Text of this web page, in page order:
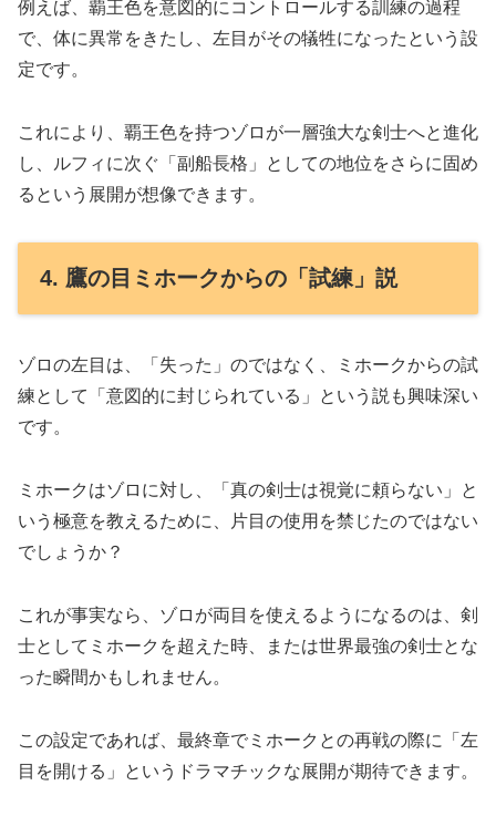
例えば、覇王色を意図的にコントロールする訓練の過程
で、体に異常をきたし、左目がその犠牲になったという設
定です。
これにより、覇王色を持つゾロが一層強大な剣士へと進化
し、ルフィに次ぐ「副船長格」としての地位をさらに固め
るという展開が想像できます。
4. 鷹の目ミホークからの「試練」説
ゾロの左目は、「失った」のではなく、ミホークからの試
練として「意図的に封じられている」という説も興味深い
です。
ミホークはゾロに対し、「真の剣士は視覚に頼らない」と
いう極意を教えるために、片目の使用を禁じたのではない
でしょうか？
これが事実なら、ゾロが両目を使えるようになるのは、剣
士としてミホークを超えた時、または世界最強の剣士とな
った瞬間かもしれません。
この設定であれば、最終章でミホークとの再戦の際に「左
目を開ける」というドラマチックな展開が期待できます。